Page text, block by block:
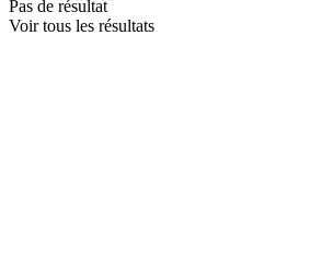
Pas de résultat
Voir tous les résultats